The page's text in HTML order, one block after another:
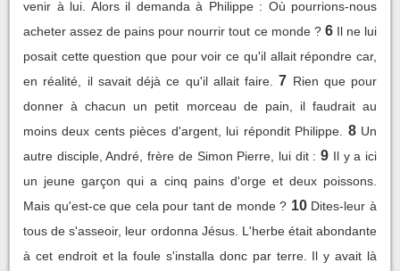
venir à lui. Alors il demanda à Philippe : Où pourrions-nous
acheter assez de pains pour nourrir tout ce monde ? 6 Il ne lui
posait cette question que pour voir ce qu'il allait répondre car,
en réalité, il savait déjà ce qu'il allait faire.
7 Rien que pour
donner à chacun un petit morceau de pain, il faudrait au
moins deux cents pièces d'argent, lui répondit Philippe.
8 Un
autre disciple, André, frère de Simon Pierre, lui dit : 9 Il y a ici
un jeune garçon qui a cinq pains d'orge et deux poissons.
Mais qu'est-ce que cela pour tant de monde ? 10 Dites-leur à
tous de s'asseoir, leur ordonna Jésus. L'herbe était abondante
à cet endroit et la foule s'installa donc par terre. Il y avait là